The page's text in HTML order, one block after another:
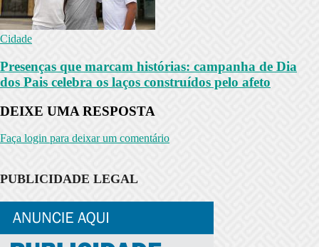
Cidade
Presenças que marcam histórias: campanha de Dia
dos Pais celebra os laços construídos pelo afeto
DEIXE UMA RESPOSTA
Faça login para deixar um comentário
PUBLICIDADE LEGAL